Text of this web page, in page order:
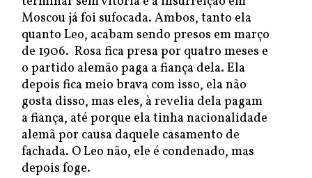
Moscou já foi sufocada. Ambos, tanto ela
quanto Leo, acabam sendo presos em março
de 1906. Rosa fica presa por quatro meses e
o partido alemão paga a fiança dela. Ela
depois fica meio brava com isso, ela não
gosta disso, mas eles, à revelia dela pagam
a fiança, até porque ela tinha nacionalidade
alemã por causa daquele casamento de
fachada. O Leo não, ele é condenado, mas
depois foge.